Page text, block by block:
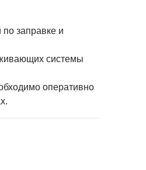
заправке и
системы
оперативно